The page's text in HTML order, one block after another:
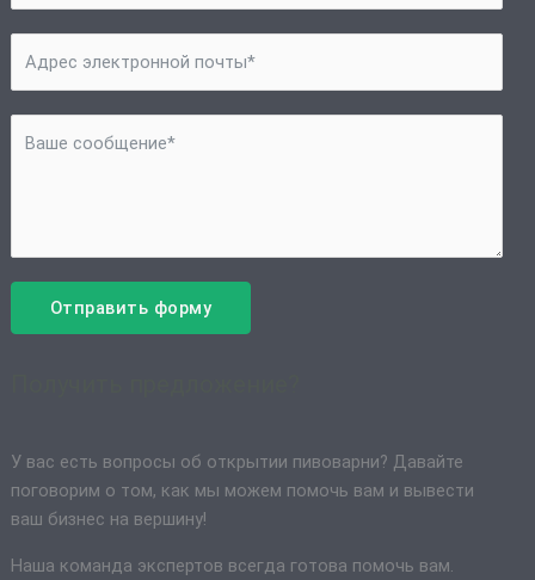
Отправить форму
У вас есть вопросы об открытии пивоварни? Давайте
поговорим о том, как мы можем помочь вам и вывести
ваш бизнес на вершину!
Наша команда экспертов всегда готова помочь вам.